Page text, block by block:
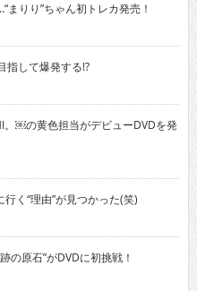
りり”ちゃん初トレカ発売！
して爆発する!?
￼の黄色担当がデビューDVDを発
く“理由”が見つかった(笑)
原石”がDVDに初挑戦！